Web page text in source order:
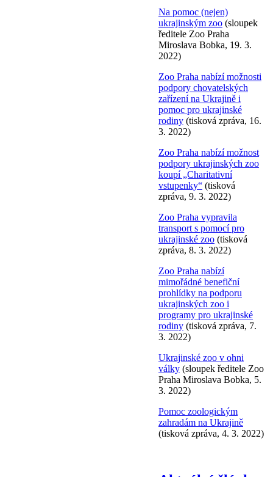
Na pomoc (nejen)
ukrajinským zoo (sloupek
ředitele Zoo Praha
Miroslava Bobka, 19. 3.
2022)
Zoo Praha nabízí možnosti
podpory chovatelských
zařízení na Ukrajině i
pomoc pro ukrajinské
rodiny (tisková zpráva, 16.
3. 2022)
Zoo Praha nabízí možnost
podpory ukrajinských zoo
koupí „Charitativní
vstupenky“ (tisková
zpráva, 9. 3. 2022)
Zoo Praha vypravila
transport s pomocí pro
ukrajinské zoo (tisková
zpráva, 8. 3. 2022)
Zoo Praha nabízí
mimořádné benefiční
prohlídky na podporu
ukrajinských zoo i
programy pro ukrajinské
rodiny (tisková zpráva, 7.
3. 2022)
Ukrajinské zoo v ohni
války (sloupek ředitele Zoo
Praha Miroslava Bobka, 5.
3. 2022)
Pomoc zoologickým
zahradám na Ukrajině
(tisková zpráva, 4. 3. 2022)